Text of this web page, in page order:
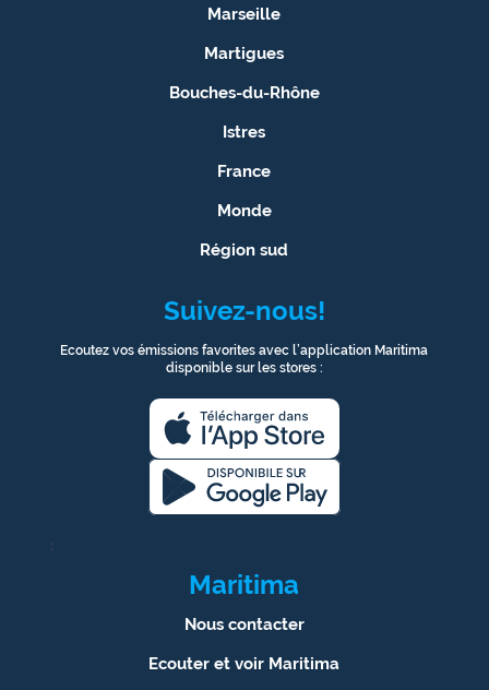
Marseille
Martigues
Bouches-du-Rhône
Istres
France
Monde
Région sud
Suivez-nous!
Ecoutez vos émissions favorites avec l’application Maritima
disponible sur les stores :
1
Maritima
Nous contacter
Ecouter et voir Maritima